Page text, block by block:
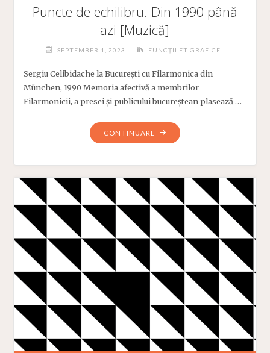
Puncte de echilibru. Din 1990 până
azi [Muzică]
SEPTEMBER 1, 2023 FUNCȚII ET GRAFICE
Sergiu Celibidache la București cu Filarmonica din
München, 1990 Memoria afectivă a membrilor
Filarmonicii, a presei și publicului bucureștean plasează …
CONTINUARE
"PUNCTE
DE
1990
AZI
[MUZICĂ]"